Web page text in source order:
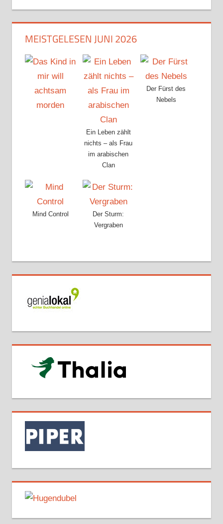
MEISTGELESEN JUNI 2026
Ein Leben zählt
nichts – als Frau
im arabischen
Clan
Der Fürst des
Nebels
Mind Control
Der Sturm:
Vergraben